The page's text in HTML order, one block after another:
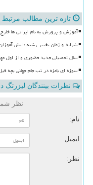
تازه ترین مطالب مرتبط
آموزش و پرورش به نام ایرانی ها
شرایط و زمان تغییر رشته دانش
سال تحصیلی جدید حضوری و از اول
سوژه ای بامزه در تب جام جهانی بچه
نظرات بینندگان
نظر
نام:
ایمیل:
نظر: